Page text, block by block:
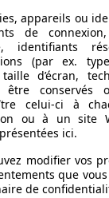
appareils ou
de
identifiants
(par ex.
d’écran,
être
celui-ci à
ou à un site
ici.
modifier vos
que
de